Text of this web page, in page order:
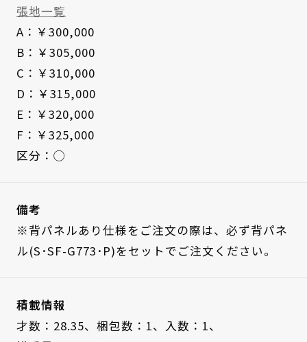
張地一覧
A：￥300,000
B：￥305,000
C：￥310,000
D：￥315,000
E：￥320,000
F：￥325,000
区分：◯
備考
※背パネルあり仕様をご注文の際は、必ず背パネ
ル(S･SF-G773･P)をセットでご注文ください。
積載情報
才数：28.35、 梱包数：1、
入数：1、